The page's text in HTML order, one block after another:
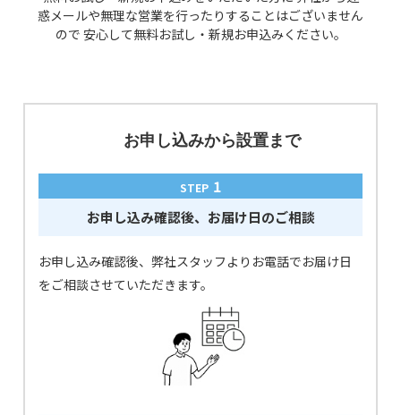
惑メールや無理な営業を行ったりすることはございません
ので 安心して無料お試し・新規お申込みください。
お申し込みから設置まで
STEP 1
お申し込み確認後、お届け日のご相談
お申し込み確認後、弊社スタッフよりお電話でお届け日
をご相談させていただきます。